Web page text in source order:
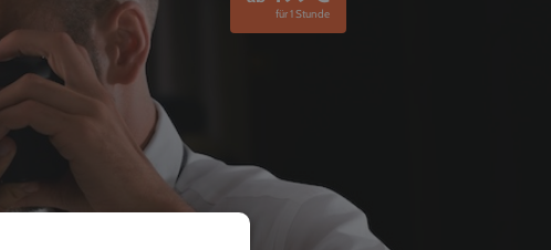
für 1 Stunde